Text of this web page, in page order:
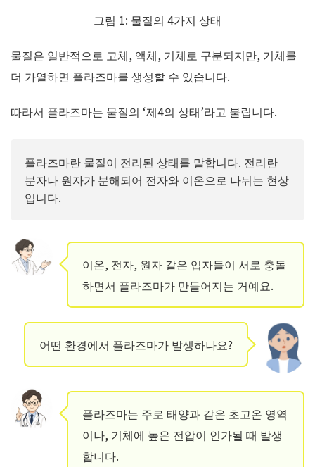
그림 1: 물질의 4가지 상태
물질은 일반적으로 고체, 액체, 기체로 구분되지만, 기체를
더 가열하면 플라즈마를 생성할 수 있습니다.
따라서 플라즈마는 물질의 ‘제4의 상태’라고 불립니다.
플라즈마란 물질이 전리된 상태를 말합니다. 전리란
분자나 원자가 분해되어 전자와 이온으로 나뉘는 현상
입니다.
이온, 전자, 원자 같은 입자들이 서로 충돌
하면서 플라즈마가 만들어지는 거예요.
어떤 환경에서 플라즈마가 발생하나요?
플라즈마는 주로 태양과 같은 초고온 영역
이나, 기체에 높은 전압이 인가될 때 발생
합니다.